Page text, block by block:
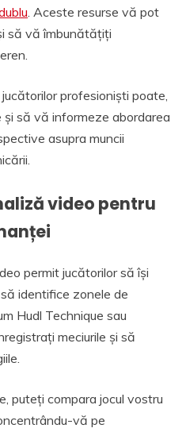
. Aceste resurse vă pot
să vă îmbunătățiți
profesioniști poate,
să vă informeze abordarea
asupra muncii
video pentru
permit jucătorilor să își
identifice zonele de
Hudl Technique sau
meciurile și să
puteți compara jocul vostru
vă pe